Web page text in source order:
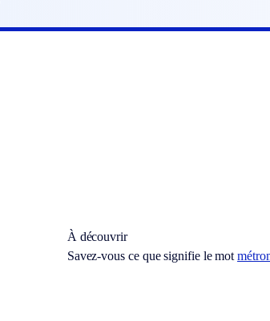
À découvrir
Savez-vous ce que signifie le mot